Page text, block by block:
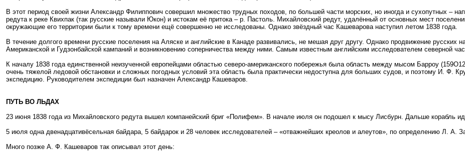
В этот период своей жизни Александр Филиппович совершил множество трудных походов, по большей части морских, но иногда и сухопутных –
редута к реке Квихпак (так русские называли Юкон) и истокам её притока – р. Пастоль. Михайловский редут, удалённый от основных мест
окружающие его территории были к тому времени ещё совершенно не исследованы. Однако звёздный час Кашеварова наступил летом 1838 года.
В течение долгого времени русские поселения на Аляске и английские в Канаде развивались, не мешая друг другу. Однако продвижение русских
Американской и Гудзонбайской кампаний и возникновению соперничества между ними. Самым известным английским исследователем северной
К началу 1838 года единственной неизученной европейцами областью северо-американского побережья была область между мысом Барроу
очень тяжелой ледовой обстановки и сложных погодных условий эта область была практически недоступна для больших судов, и поэтому И. Ф.
экспедицию. Руководителем экспедиции был назначен Александр Кашеваров.
ПУТЬ ВО ЛЬДАХ
23 июня 1838 года из Михайловского редута вышел компанейский бриг «Полифем». В начале июля он подошел к мысу Лисбурн. Дальше корабль
5 июля одна двенадцативёсельная байдара, 5 байдарок и 28 человек исследователей – «отважнейших креолов и алеутов», по определению Л. А.
Много позже А. Ф. Кашеваров так описывал этот день: